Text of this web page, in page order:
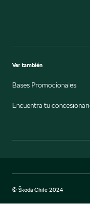
Ver también
Bases Promocionales
Encuentra tu
© Škoda Chile 2024